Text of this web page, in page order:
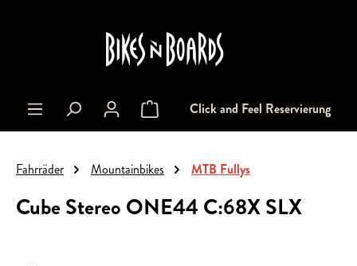
Warenkorb enthält 0 Positionen. Der
Click and Feel Reservierung
Fahrräder Mountainbikes MTB Fullys
Cube Stereo ONE44 C:68X SLX